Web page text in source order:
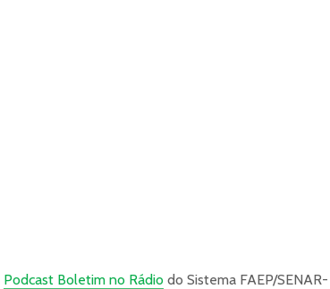
Podcast Boletim no Rádio do Sistema FAEP/SENAR-